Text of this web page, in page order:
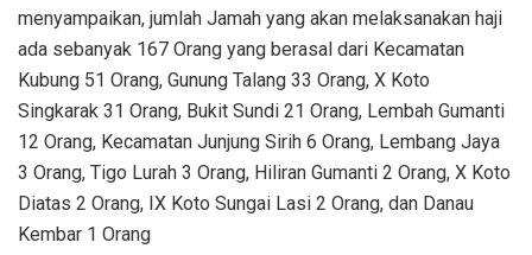
menyampaikan, jumlah Jamah yang akan melaksanakan haji
ada sebanyak 167 Orang yang berasal dari Kecamatan
Kubung 51 Orang, Gunung Talang 33 Orang, X Koto
Singkarak 31 Orang, Bukit Sundi 21 Orang, Lembah Gumanti
12 Orang, Kecamatan Junjung Sirih 6 Orang, Lembang Jaya
3 Orang, Tigo Lurah 3 Orang, Hiliran Gumanti 2 Orang, X Koto
Diatas 2 Orang, IX Koto Sungai Lasi 2 Orang, dan Danau
Kembar 1 Orang